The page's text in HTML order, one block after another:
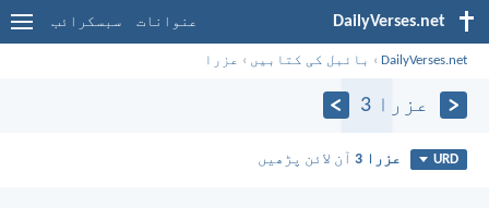
DailyVerses.net عنوانات سبسکرائب
DailyVerses.net
› بائبل کی کتابیں › عزرا
عزرا 3
URD عزرا 3 آن لائن پڑھیں